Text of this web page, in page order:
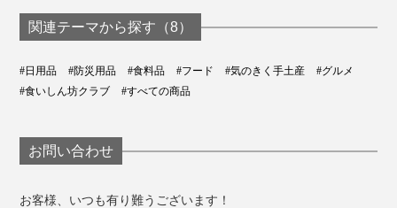
関連テーマから探す（8）
#日用品 #防災用品 #食料品 #フード #気のきく手土産
#グルメ
#食いしん坊クラブ
#すべての商品
お問い合わせ
お客様、いつも有り難うございます！